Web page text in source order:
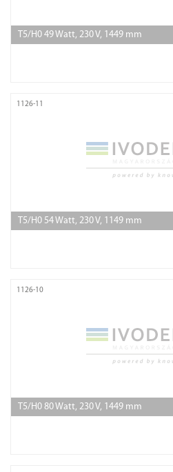
T5/H0 49 Watt, 230 V, 1449 mm
1126-11
T5/H0 54 Watt, 230 V, 1149 mm
1126-10
T5/H0 80 Watt, 230 V, 1449 mm